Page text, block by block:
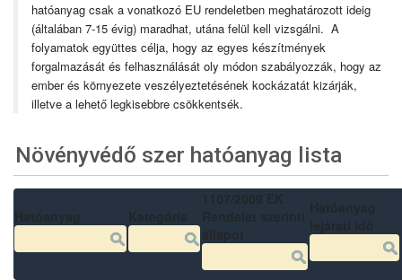
hatóanyag csak a vonatkozó EU rendeletben meghatározott ideig
(általában 7-15 évig) maradhat, utána felül kell vizsgálni. A
folyamatok együttes célja, hogy az egyes készítmények
forgalmazását és felhasználását oly módon szabályozzák, hogy az
ember és környezete veszélyeztetésének kockázatát kizárják,
illetve a lehető legkisebbre csökkentsék.
Növényvédő szer hatóanyag lista